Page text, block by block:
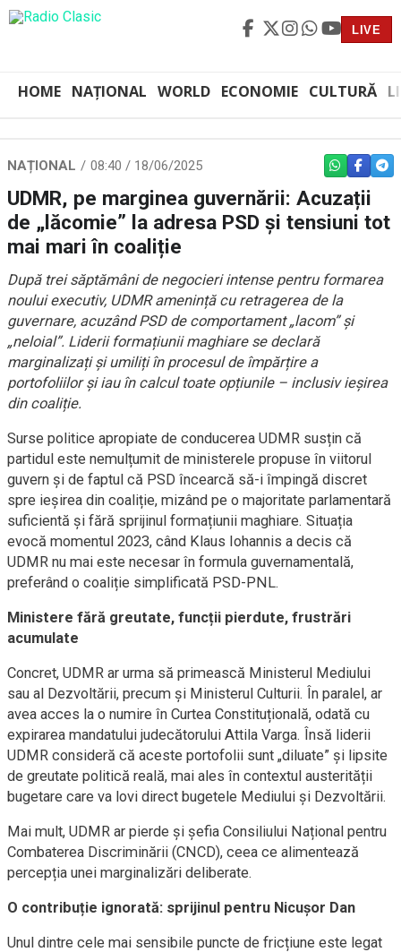
LIVE
HOME NAȚIONAL WORLD ECONOMIE CULTURĂ
NAȚIONAL 08:40 / 18/06/2025 WHATSAPP
UDMR, pe marginea guvernării: Acuzații
de „lăcomie” la adresa PSD și tensiuni tot
mai mari în coaliție
După trei săptămâni de negocieri intense pentru formarea
noului executiv, UDMR amenință cu retragerea de la
guvernare, acuzând PSD de comportament „lacom” și
„neloial”. Liderii formațiunii maghiare se declară
marginalizați și umiliți în procesul de împărțire a
portofoliilor și iau în calcul toate opțiunile – inclusiv ieșirea
din coaliție.
Surse politice apropiate de conducerea UDMR susțin că
partidul este nemulțumit de ministerele propuse în viitorul
guvern și de faptul că PSD încearcă să-i împingă discret
spre ieșirea din coaliție, mizând pe o majoritate parlamentară
suficientă și fără sprijinul formațiunii maghiare. Situația
evocă momentul 2023, când Klaus Iohannis a decis că
UDMR nu mai este necesar în formula guvernamentală,
preferând o coaliție simplificată PSD-PNL.
Ministere fără greutate, funcții pierdute, frustrări
acumulate
Concret, UDMR ar urma să primească Ministerul Mediului
sau al Dezvoltării, precum și Ministerul Culturii. În paralel, ar
avea acces la o numire în Curtea Constituțională, odată cu
expirarea mandatului judecătorului Attila Varga. Însă liderii
UDMR consideră că aceste portofolii sunt „diluate” și lipsite
de greutate politică reală, mai ales în contextul austerității
bugetare care va lovi direct bugetele Mediului și Dezvoltării.
Mai mult, UDMR ar pierde și șefia Consiliului Național pentru
Combaterea Discriminării (CNCD), ceea ce alimentează
percepția unei marginalizări deliberate.
O contribuție ignorată: sprijinul pentru Nicușor Dan
Unul dintre cele mai sensibile puncte de fricțiune este legat